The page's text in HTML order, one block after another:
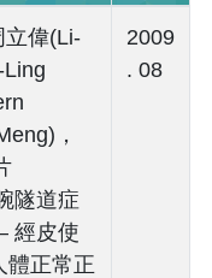
立偉(Li-
，
隧道症
經皮使
體正常正
2009
. 08